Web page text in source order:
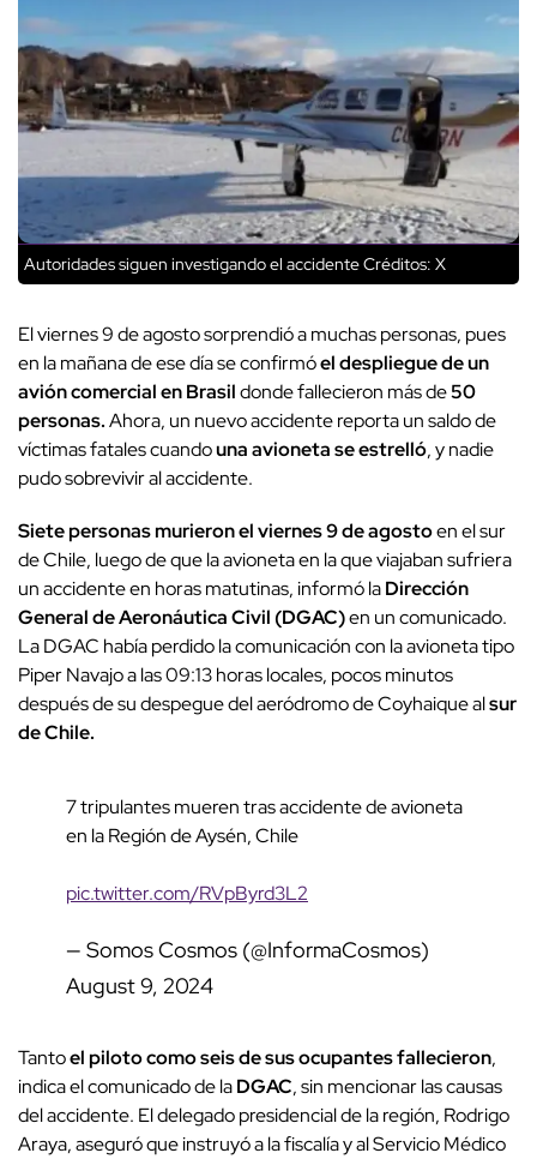
Autoridades siguen investigando el accidenteCréditos: X
El viernes 9 de agosto sorprendió a muchas personas, pues
en la mañana de ese día se confirmóel despliegue de un
avión comercial en Brasildonde fallecieron más de50
personas.Ahora, un nuevo accidente reporta un saldo de
víctimas fatales cuandouna avioneta se estrelló, y nadie
pudo sobrevivir al accidente.
Siete personas murieron el viernes 9 de agostoen el sur
de Chile, luego de que la avioneta en la que viajaban sufriera
un accidente en horas matutinas, informó laDirección
General de Aeronáutica Civil (DGAC)en un comunicado.
La DGAC había perdido la comunicación con la avioneta tipo
Piper Navajo a las 09:13 horas locales, pocos minutos
después de su despegue del aeródromo de Coyhaique alsur
de Chile.
7 tripulantes mueren tras accidente de avioneta
en la Región de Aysén, Chile
pic.twitter.com/RVpByrd3L2
— Somos Cosmos (@InformaCosmos)
August 9, 2024
Tantoel piloto como seis de sus ocupantes fallecieron,
indica el comunicado de laDGAC, sin mencionar las causas
del accidente. El delegado presidencial de la región, Rodrigo
Araya, aseguró que instruyó a la fiscalía y al Servicio Médico